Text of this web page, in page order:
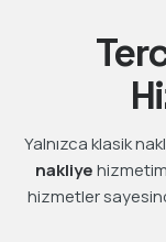
Yalnızca klasik
nakliye
hizmetler